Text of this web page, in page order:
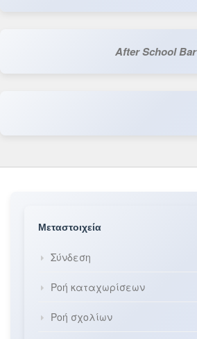
After School Bar
Μεταστοιχεία
Σύνδεση
Ροή καταχωρίσεων
Ροή σχολίων